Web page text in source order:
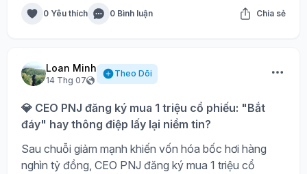
0 Yêu thích 0 Bình luận Chia sẻ
Loan Minh
14 Thg 07
Theo Dõi
💎 CEO PNJ đăng ký mua 1 triệu cổ phiếu: "Bắt
đáy" hay thông điệp lấy lại niềm tin?
Sau chuỗi giảm mạnh khiến vốn hóa bốc hơi hàng
nghìn tỷ đồng, CEO PNJ đăng ký mua 1 triệu cổ